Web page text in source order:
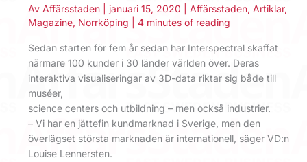
Av Affärsstaden januari 15, 2020 Affärsstaden, Artiklar,
Magazine, Norrköping 4 minutes of reading
Sedan starten för fem år sedan har Interspectral skaffat
närmare 100 kunder i 30 länder världen över. Deras
interaktiva visualiseringar av 3D-data riktar sig både till
muséer,
science centers och utbildning – men också industrier.
– Vi har en jättefin kundmarknad i Sverige, men den
överlägset största marknaden är internationell, säger VD:n
Louise Lennersten.